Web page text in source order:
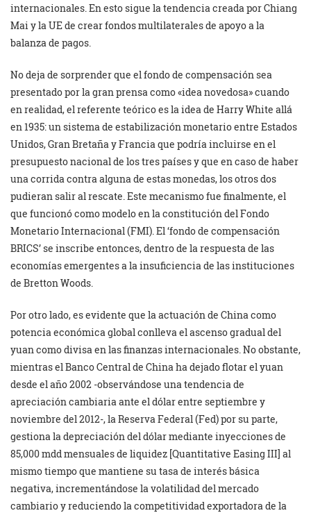
internacionales. En esto sigue la tendencia creada por Chiang
Mai y la UE de crear fondos multilaterales de apoyo a la
balanza de pagos.
No deja de sorprender que el fondo de compensación sea
presentado por la gran prensa como «idea novedosa» cuando
en realidad, el referente teórico es la idea de Harry White allá
en 1935: un sistema de estabilización monetario entre Estados
Unidos, Gran Bretaña y Francia que podría incluirse en el
presupuesto nacional de los tres países y que en caso de haber
una corrida contra alguna de estas monedas, los otros dos
pudieran salir al rescate. Este mecanismo fue finalmente, el
que funcionó como modelo en la constitución del Fondo
Monetario Internacional (FMI). El ‘fondo de compensación
BRICS’ se inscribe entonces, dentro de la respuesta de las
economías emergentes a la insuficiencia de las instituciones
de Bretton Woods.
Por otro lado, es evidente que la actuación de China como
potencia económica global conlleva el ascenso gradual del
yuan como divisa en las finanzas internacionales. No obstante,
mientras el Banco Central de China ha dejado flotar el yuan
desde el año 2002 -observándose una tendencia de
apreciación cambiaria ante el dólar entre septiembre y
noviembre del 2012-, la Reserva Federal (Fed) por su parte,
gestiona la depreciación del dólar mediante inyecciones de
85,000 mdd mensuales de liquidez [Quantitative Easing III] al
mismo tiempo que mantiene su tasa de interés básica
negativa, incrementándose la volatilidad del mercado
cambiario y reduciendo la competitividad exportadora de la